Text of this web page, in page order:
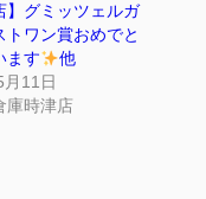
】グミッツェルガ
トワン賞おめでと
ます
他
11日
庫時津店